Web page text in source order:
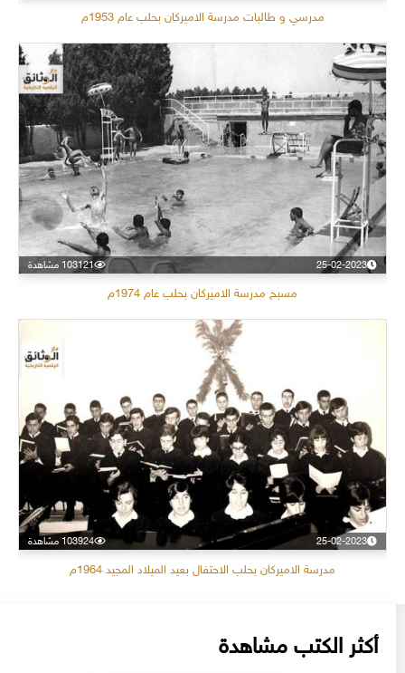
مدرسي و طالبات مدرسة الاميركان بحلب عام 1953م
25-02-2023 103121 مشاهدة
مسبح مدرسة الاميركان بحلب عام 1974م
25-02-2023 103924 مشاهدة
مدرسة الاميركان بحلب الاحتفال بعيد الميلاد المجيد 1964م
أكثر الكتب مشاهدة